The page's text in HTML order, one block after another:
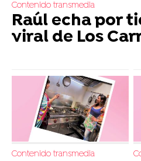
Contenido transmedia
Raúl echa por
viral de Los
Contenido transmedia